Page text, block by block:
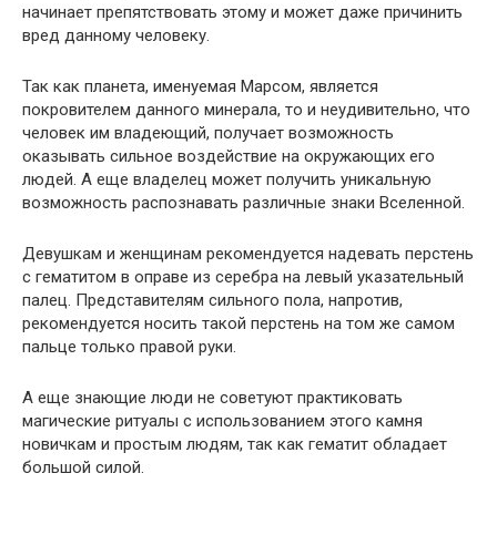
начинает препятствовать этому и может даже причинить
вред данному человеку.
Так как планета, именуемая Марсом, является
покровителем данного минерала, то и неудивительно, что
человек им владеющий, получает возможность
оказывать сильное воздействие на окружающих его
людей. А еще владелец может получить уникальную
возможность распознавать различные знаки Вселенной.
Девушкам и женщинам рекомендуется надевать перстень
с гематитом в оправе из серебра на левый указательный
палец. Представителям сильного пола, напротив,
рекомендуется носить такой перстень на том же самом
пальце только правой руки.
А еще знающие люди не советуют практиковать
магические ритуалы с использованием этого камня
новичкам и простым людям, так как гематит обладает
большой силой.